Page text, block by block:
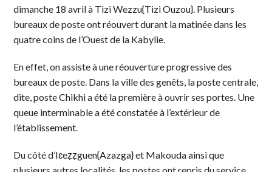
dimanche 18 avril à Tizi Wezzu{Tizi Ouzou}. Plusieurs
bureaux de poste ont réouvert durant la matinée dans les
quatre coins de l’Ouest de la Kabylie.
En effet, on assiste à une réouverture progressive des
bureaux de poste. Dans la ville des genêts, la poste centrale,
dite, poste Chikhi a été la première à ouvrir ses portes. Une
queue interminable a été constatée à l’extérieur de
l’établissement.
Du côté d’Iɛeẓẓguen{Azazga} et Makouda ainsi que